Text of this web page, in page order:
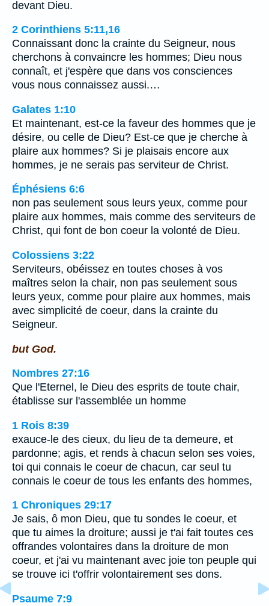
devant Dieu.
2 Corinthiens 5:11,16
Connaissant donc la crainte du Seigneur, nous
cherchons à convaincre les hommes; Dieu nous
connaît, et j'espère que dans vos consciences
vous nous connaissez aussi.…
Galates 1:10
Et maintenant, est-ce la faveur des hommes que je
désire, ou celle de Dieu? Est-ce que je cherche à
plaire aux hommes? Si je plaisais encore aux
hommes, je ne serais pas serviteur de Christ.
Éphésiens 6:6
non pas seulement sous leurs yeux, comme pour
plaire aux hommes, mais comme des serviteurs de
Christ, qui font de bon coeur la volonté de Dieu.
Colossiens 3:22
Serviteurs, obéissez en toutes choses à vos
maîtres selon la chair, non pas seulement sous
leurs yeux, comme pour plaire aux hommes, mais
avec simplicité de coeur, dans la crainte du
Seigneur.
but God.
Nombres 27:16
Que l'Eternel, le Dieu des esprits de toute chair,
établisse sur l'assemblée un homme
1 Rois 8:39
exauce-le des cieux, du lieu de ta demeure, et
pardonne; agis, et rends à chacun selon ses voies,
toi qui connais le coeur de chacun, car seul tu
connais le coeur de tous les enfants des hommes,
1 Chroniques 29:17
Je sais, ô mon Dieu, que tu sondes le coeur, et
que tu aimes la droiture; aussi je t'ai fait toutes ces
offrandes volontaires dans la droiture de mon
coeur, et j'ai vu maintenant avec joie ton peuple qui
se trouve ici t'offrir volontairement ses dons.
Psaume 7:9